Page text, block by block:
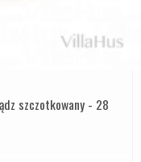
szczotkowany - 28